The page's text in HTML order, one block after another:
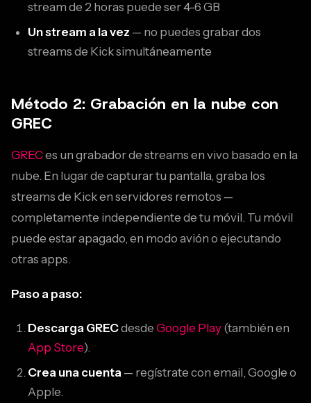
stream de 2 horas puede ser 4-6 GB
Un stream a la vez — no puedes grabar dos
streams de Kick simultáneamente
Método 2: Grabación en la nube con
GREC
GRECes un grabador de streams en vivo basado en la
nube. En lugar de capturar tu pantalla, graba los
streams de Kick en servidores remotos —
completamente independiente de tu móvil. Tu móvil
puede estar apagado, en modo avión o ejecutando
otras apps.
Paso a paso:
Descarga GRECdesde Google Play (también en
App Store).
Crea una cuenta — regístrate con email, Google o
Apple.